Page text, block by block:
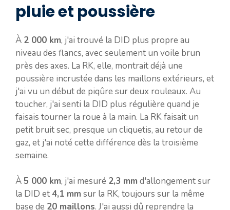
pluie et poussière
À 2 000 km, j'ai trouvé la DID plus propre au
niveau des flancs, avec seulement un voile brun
près des axes. La RK, elle, montrait déjà une
poussière incrustée dans les maillons extérieurs, et
j'ai vu un début de piqûre sur deux rouleaux. Au
toucher, j'ai senti la DID plus régulière quand je
faisais tourner la roue à la main. La RK faisait un
petit bruit sec, presque un cliquetis, au retour de
gaz, et j'ai noté cette différence dès la troisième
semaine.
À5 000 km, j'ai mesuré 2,3 mm d'allongement sur
la DID et4,1 mm sur la RK, toujours sur la même
base de 20 maillons. J'ai aussi dû reprendre la